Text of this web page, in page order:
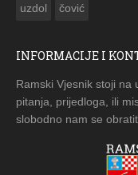
uzdol čović
INFORMACIJE I
Ramski Vjesnik stoji na
pitanja, prijedloga, ili
slobodno nam se